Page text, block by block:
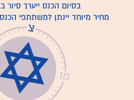
בסיום הכנס ייערך סיור
מחיר מיוחד יינתן למשתתפי הכנס